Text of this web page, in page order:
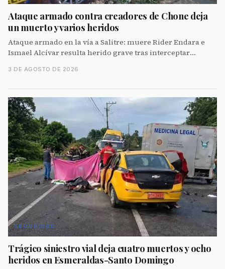
Ataque armado contra creadores de Chone deja
un muerto y varios heridos
Ataque armado en la vía a Salitre: muere Rider Endara e
Ismael Alcívar resulta herido grave tras interceptar
3 DE AGOSTO DE 2026
SEGURIDAD
Trágico siniestro vial deja cuatro muertos y ocho
heridos en Esmeraldas-Santo Domingo